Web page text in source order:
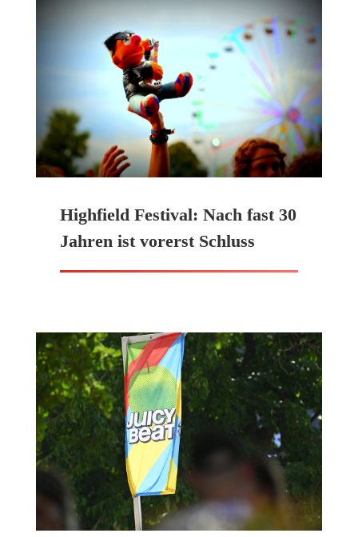
Highfield Festival: Nach fast 30
Jahren ist vorerst Schluss